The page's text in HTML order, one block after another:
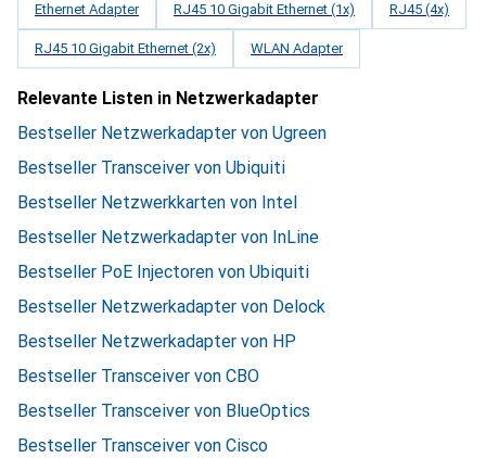
Ethernet Adapter RJ45 10 Gigabit Ethernet (1x) RJ45 (4x)
RJ45 10 Gigabit Ethernet (2x) WLAN Adapter
Relevante Listen in Netzwerkadapter
Bestseller Netzwerkadapter von Ugreen
Bestseller Transceiver von Ubiquiti
Bestseller Netzwerkkarten von Intel
Bestseller Netzwerkadapter von InLine
Bestseller PoE Injectoren von Ubiquiti
Bestseller Netzwerkadapter von Delock
Bestseller Netzwerkadapter von HP
Bestseller Transceiver von CBO
Bestseller Transceiver von BlueOptics
Bestseller Transceiver von Cisco